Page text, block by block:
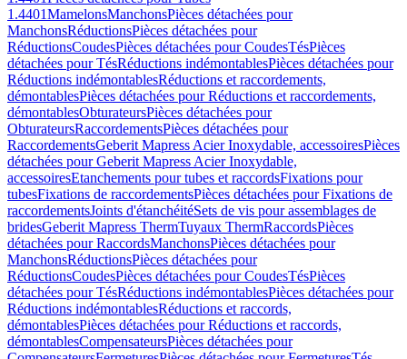
1.4401MamelonsManchonsPièces détachées pour
ManchonsRéductionsPièces détachées pour
RéductionsCoudesPièces détachées pour CoudesTésPièces
détachées pour TésRéductions indémontablesPièces détachées pour
Réductions indémontablesRéductions et raccordements,
démontablesPièces détachées pour Réductions et raccordements,
démontablesObturateursPièces détachées pour
ObturateursRaccordementsPièces détachées pour
RaccordementsGeberit Mapress Acier Inoxydable, accessoiresPièces
détachées pour Geberit Mapress Acier Inoxydable,
accessoiresEtanchements pour tubes et raccordsFixations pour
tubesFixations de raccordementsPièces détachées pour Fixations de
raccordementsJoints d'étanchéitéSets de vis pour assemblages de
bridesGeberit Mapress ThermTuyaux ThermRaccordsPièces
détachées pour RaccordsManchonsPièces détachées pour
ManchonsRéductionsPièces détachées pour
RéductionsCoudesPièces détachées pour CoudesTésPièces
détachées pour TésRéductions indémontablesPièces détachées pour
Réductions indémontablesRéductions et raccords,
démontablesPièces détachées pour Réductions et raccords,
démontablesCompensateursPièces détachées pour